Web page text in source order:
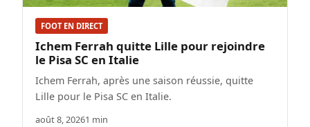
FOOT EN DIRECT
Ichem Ferrah quitte Lille pour rejoindre
le Pisa SC en Italie
Ichem Ferrah, après une saison réussie, quitte
Lille pour le Pisa SC en Italie.
août 8, 20261 min